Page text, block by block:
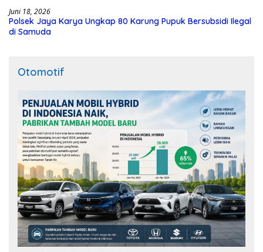
Juni 18, 2026
Polsek Jaya Karya Ungkap 80 Karung Pupuk Bersubsidi Ilegal
di Samuda
Otomotif